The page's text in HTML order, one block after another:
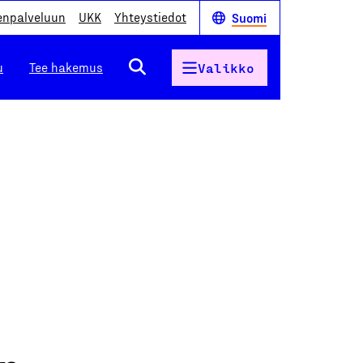
UKK Yhteystiedot Suomi
Tee hakemus Valikko